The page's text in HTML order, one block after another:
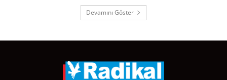
Devamını Göster